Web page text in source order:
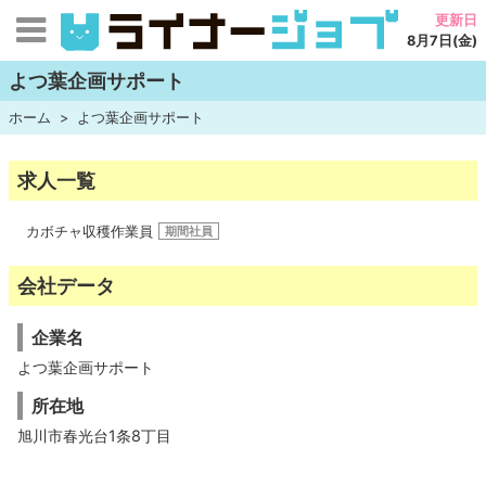
更新日
8月7日(金)
よつ葉企画サポート
ホーム よつ葉企画サポート
求人一覧
カボチャ収穫作業員 期間社員
会社データ
企業名
よつ葉企画サポート
所在地
旭川市春光台1条8丁目